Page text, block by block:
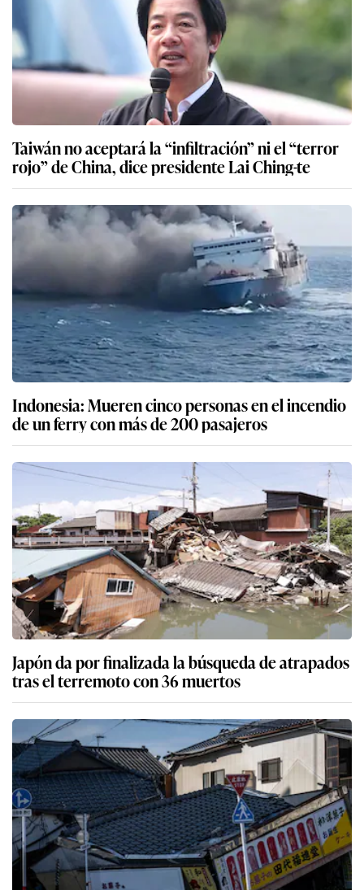
Taiwán no aceptará la “infiltración” ni el “terror
rojo” de China, dice presidente Lai Ching-te
Indonesia: Mueren cinco personas en el incendio
de un ferry con más de 200 pasajeros
Japón da por finalizada la búsqueda de atrapados
tras el terremoto con 36 muertos